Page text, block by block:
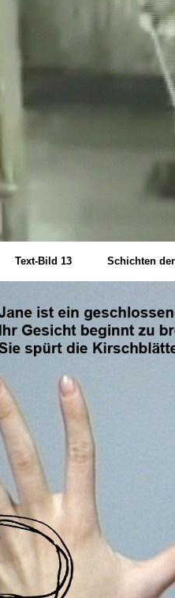
Text-Bild 13 Schichten